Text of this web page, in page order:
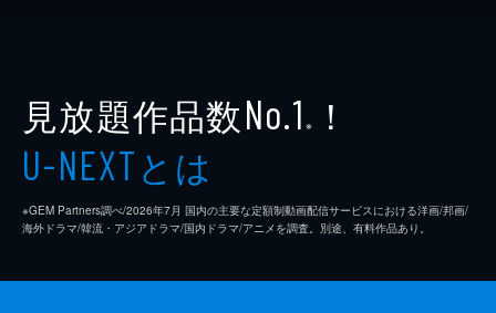
見放題作品数No.1 ※ ！
U-NEXTとは
※GEM Partners調べ/2026年7⽉ 国内の主要な定額制動画配信サービスにおける洋画/邦画/
海外ドラマ/韓流・アジアドラマ/国内ドラマ/アニメを調査。別途、有料作品あり。